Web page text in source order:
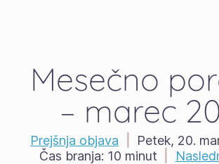
Mesečno
– marec
Prejšnja objava Petek, 20.
Čas branja: 10 minut